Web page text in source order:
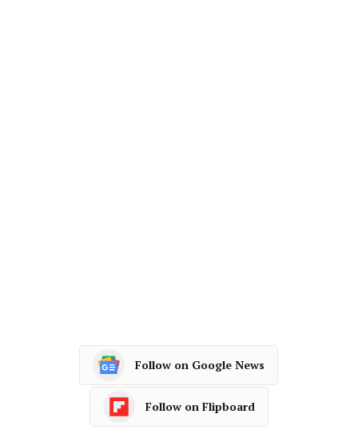
Follow on Google News
Follow on Flipboard